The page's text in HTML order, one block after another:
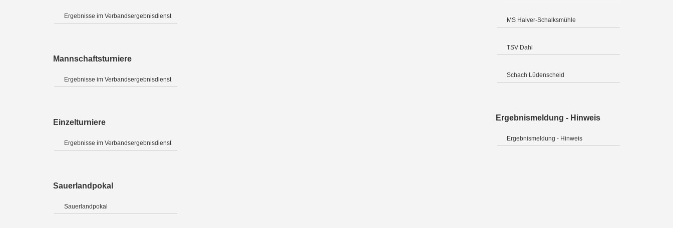
Ergebnisse im Verbandsergebnisdienst
Mannschaftsturniere
Ergebnisse im Verbandsergebnisdienst
Einzelturniere
Ergebnisse im Verbandsergebnisdienst
Sauerlandpokal
Sauerlandpokal
MS Halver-Schalksmühle
TSV Dahl
Schach Lüdenscheid
Ergebnismeldung - Hinweis
Ergebnismeldung - Hinweis